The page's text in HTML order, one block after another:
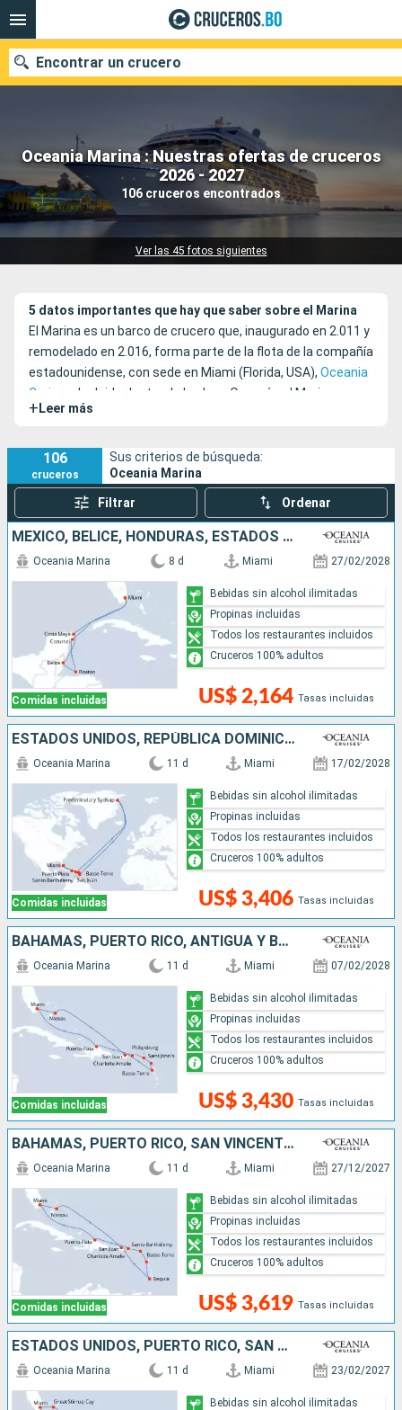
Oceania Marina : Nuestras ofertas de cruceros
2026 - 2027
106 cruceros encontrados
Ver las 45 fotos siguientes
Encontrar un crucero
Nuestros destinos
Fecha de salida
5 datos importantes que hay que saber sobre el Marina
El Marina es un barco de crucero que, inaugurado en 2.011 y
remodelado en 2.016, forma parte de la flota de la compañía
estadounidense, con sede en Miami (Florida, USA), Oceania
Cruises
. Incluido dentro de la clase Oceanía, el Marina es
hermano del
decoradas por Ralph Lauren Home.
+ Leer más
106
cruceros
Sus criterios de búsqueda:
Oceania Marina
Filtrar Ordenar
MÉXICO, BELICE, HONDURAS, ESTADOS UNIDOS
Comidas incluidas
Oceania Marina 8 d Miami 27/02/2028
US$ 2,164 Tasas incluidas
Bebidas sin alcohol ilimitadas
Propinas incluidas
Todos los restaurantes incluidos
Cruceros 100% adultos
ESTADOS UNIDOS, REPÚBLICA DOMINICANA, PUERTO RICO, GROENLANDIA, FRANCIA, SAN MARTÍN
Comidas incluidas
Oceania Marina 11 d Miami 17/02/2028
US$ 3,406 Tasas incluidas
Bebidas sin alcohol ilimitadas
Propinas incluidas
Todos los restaurantes incluidos
Cruceros 100% adultos
BAHAMAS, PUERTO RICO, ANTIGUA Y BARBUDA, SAN MARTÍN, REPÚBLICA DOMINICANA, ESTADOS UNIDOS
Comidas incluidas
Oceania Marina 11 d Miami 07/02/2028
US$ 3,430 Tasas incluidas
Bebidas sin alcohol ilimitadas
Propinas incluidas
Todos los restaurantes incluidos
Cruceros 100% adultos
BAHAMAS, PUERTO RICO, SAN VINCENT Y LAS GRANADINAS, FRANCIA, REPÚBLICA DOMINICANA, ESTADOS UNIDOS
Comidas incluidas
Oceania Marina 11 d Miami 27/12/2027
US$ 3,619 Tasas incluidas
Bebidas sin alcohol ilimitadas
Propinas incluidas
Todos los restaurantes incluidos
Cruceros 100% adultos
ESTADOS UNIDOS, PUERTO RICO, SAN MARTÍN, SAN VINCENT Y LAS GRANADINAS, REPÚBLICA DOMINICANA, BAHAMAS
Oceania Marina 11 d Miami 23/02/2027
Bebidas sin alcohol ilimitadas